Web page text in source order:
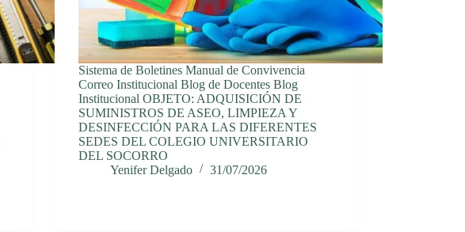
Sistema de Boletines Manual de Convivencia
Correo Institucional Blog de Docentes Blog
Institucional OBJETO: ADQUISICIÓN DE
SUMINISTROS DE ASEO, LIMPIEZA Y
DESINFECCIÓN PARA LAS DIFERENTES
SEDES DEL COLEGIO UNIVERSITARIO
DEL SOCORRO
Yenifer Delgado
31/07/2026